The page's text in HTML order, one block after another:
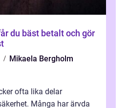
Mikaela Bergholm
ofta lika delar
Många har ärvda